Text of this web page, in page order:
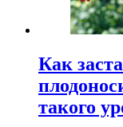
Как
такого